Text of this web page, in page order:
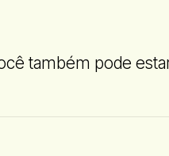
também pode